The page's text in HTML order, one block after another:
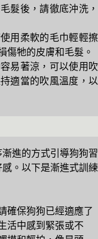
髮後，請徹底沖洗，
用柔軟的毛巾輕輕擦
傷牠的皮膚和毛髮。
易著涼，可以使用吹
適當的吹風溫度，以
進的方式引導狗狗習
。以下是漸進式訓練
確保狗狗已經適應了
活中感到緊張或不